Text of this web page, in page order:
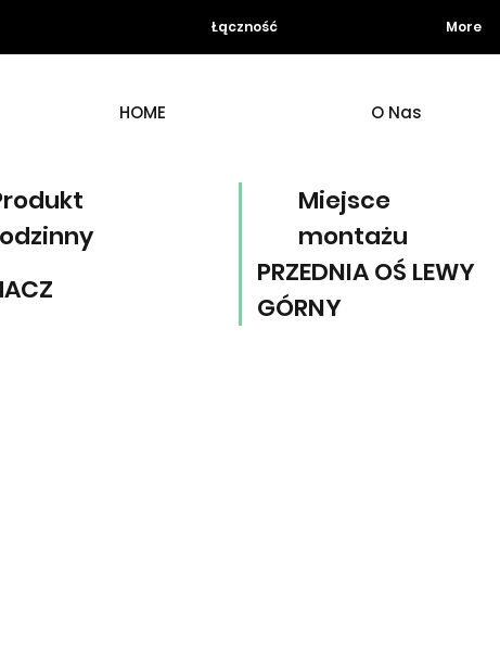
HOME O Nas
Łączność More
Miejsce
montażu
PRZEDNIA OŚ LEWY
GÓRNY